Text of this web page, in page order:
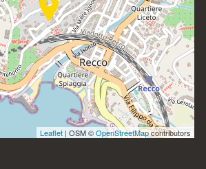
Leaflet | OSM ©OpenStreetMapcontributors